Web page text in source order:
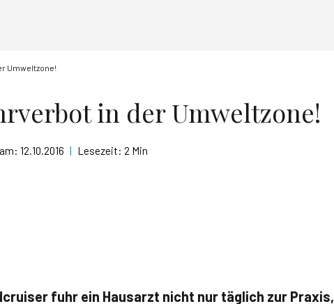
Umweltzone!
in der Umweltzone!
12.10.2016 | Lesezeit: 2 Min
fuhr ein Hausarzt nicht nur täglich zur Praxis,